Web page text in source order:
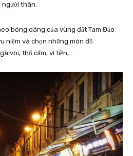
người thân.
bóng dáng của vùng đất Tam Đảo
niệm và chọn những món đồ
voi, thổ cẩm, ví tiền,…